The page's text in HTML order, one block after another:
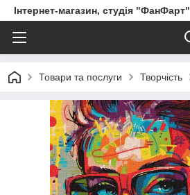
Інтернет-магазин, студія "ФанФарт"
Товари та послуги Творчість